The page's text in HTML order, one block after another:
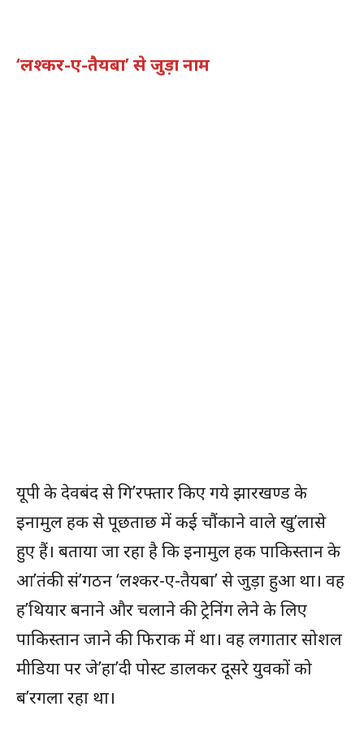
‘लश्कर-ए-तैयबा’ से जुड़ा नाम
यूपी के देवबंद से गि’रफ्तार किए गये झारखण्ड के
इनामुल हक से पूछताछ में कई चौंकाने वाले खु’लासे
हुए हैं। बताया जा रहा है कि इनामुल हक पाकिस्तान के
आ’तंकी सं’गठन ‘लश्कर-ए-तैयबा’ से जुड़ा हुआ था। वह
ह’थियार बनाने और चलाने की ट्रेनिंग लेने के लिए
पाकिस्तान जाने की फिराक में था। वह लगातार सोशल
मीडिया पर जे’हा’दी पोस्ट डालकर दूसरे युवकों को
ब’रगला रहा था।